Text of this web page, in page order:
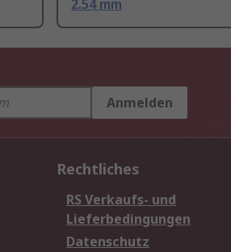
2.54 mm
Anmelden
Rechtliches
RS Verkaufs- und
Lieferbedingungen
Datenschutz